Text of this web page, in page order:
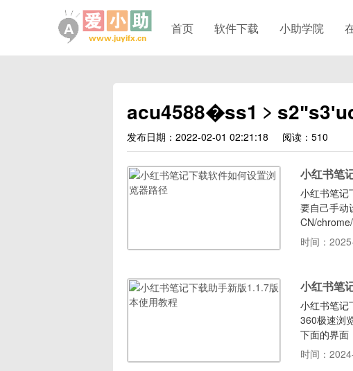
首页 软件下载 小助学院
发布日期：2022-02-01 02:21:18 阅读：510
小红书笔
小红书笔记
要自己手动
CN/
具体安装路
时间：
小红书笔
小红书笔记
360极速浏
下面的界面
录如果打开
自动打开
时间：